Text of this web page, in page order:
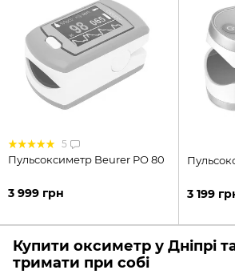
5
Пульсоксиметр Beurer PO 80
3 999 грн 3 199
Купити оксиметр у Дніпрі
тримати при собі